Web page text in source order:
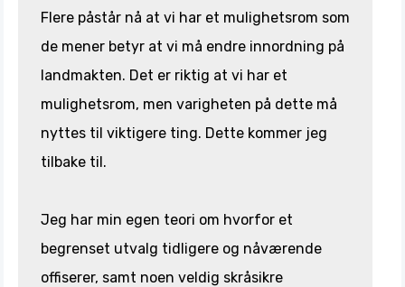
Flere påstår nå at vi har et mulighetsrom som
de mener betyr at vi må endre innordning på
landmakten. Det er riktig at vi har et
mulighetsrom, men varigheten på dette må
nyttes til viktigere ting. Dette kommer jeg
tilbake til.
Jeg har min egen teori om hvorfor et
begrenset utvalg tidligere og nåværende
offiserer, samt noen veldig skråsikre